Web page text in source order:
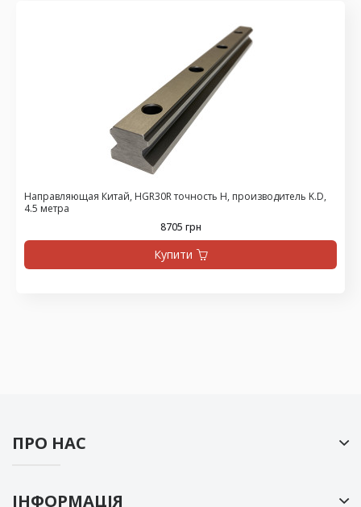
Направляющая Китай, HGR30R точность H, производитель K.D,
4.5 метра
8705 грн
Купити
ПРО НАС
ІНФОРМАЦІЯ